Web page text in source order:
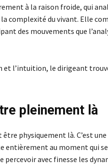
à la raison froide, qui
complexité du vivant. Elle
des mouvements que
et l’intuition, le dirigeant
pleinement là
physiquement là. C’est
entièrement au moment qui
avec finesse les